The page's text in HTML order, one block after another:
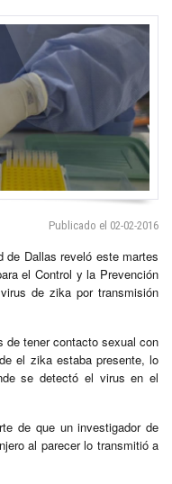
Publicado el 02-02-2016
Dallas reveló este martes
el Control y la Prevención
de zika por transmisión
de tener contacto sexual con
el zika estaba presente, lo
se detectó el virus en el
de que un investigador de
al parecer lo transmitió a